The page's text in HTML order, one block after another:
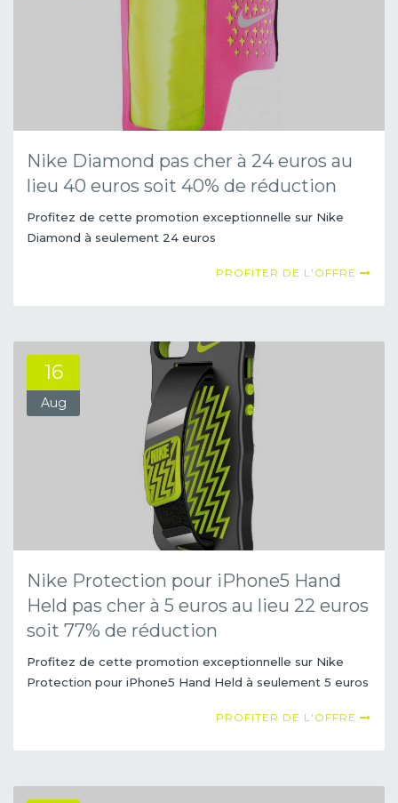
Nike Diamond pas cher à 24 euros au
lieu 40 euros soit 40% de réduction
Profitez de cette promotion exceptionnelle sur Nike
Diamond à seulement 24 euros
PROFITER DE L'OFFRE
16
Aug
Nike Protection pour iPhone5 Hand
Held pas cher à 5 euros au lieu 22 euros
soit 77% de réduction
Profitez de cette promotion exceptionnelle sur Nike
Protection pour iPhone5 Hand Held à seulement 5 euros
PROFITER DE L'OFFRE